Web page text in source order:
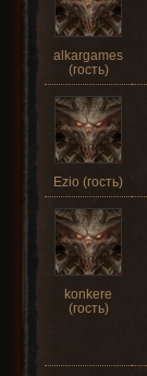
alkargames
(гость)
Ezio (гость)
konkere
(гость)